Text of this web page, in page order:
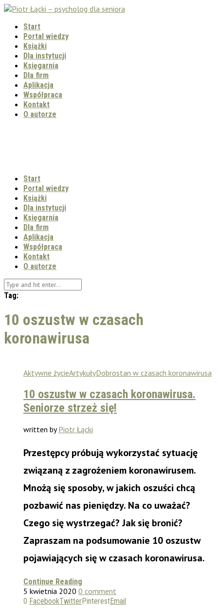
Start
Portal wiedzy
Książki
Dla instytucji
Księgarnia
Dla firm
Aplikacja
Współpraca
Kontakt
O autorze
Start
Portal wiedzy
Książki
Dla instytucji
Księgarnia
Dla firm
Aplikacja
Współpraca
Kontakt
O autorze
Tag:
10 oszustw w czasach
koronawirusa
Aktywne życieArtykułyDobrostan w czasach koronawirusa
10 oszustw w czasach koronawirusa.
Seniorze strzeż się!
written byPiotr Łącki
Przestępcy próbują wykorzystać sytuację
związaną z zagrożeniem koronawirusem.
Mnożą się sposoby, w jakich oszuści chcą
pozbawić nas pieniędzy. Na co uważać?
Czego się wystrzegać? Jak się bronić?
Zapraszam na podsumowanie 10 oszustw
pojawiających się w czasach koronawirusa.
Continue Reading
5 kwietnia 2020 0 comment
0 FacebookTwitterPinterestEmail